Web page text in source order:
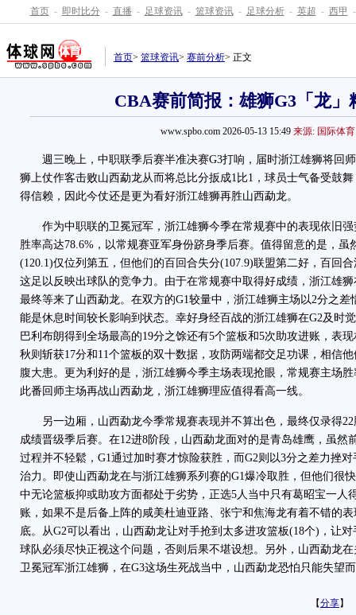
首页 - 即时比分 - 直播 - 足球资讯 - 篮球资讯 - 足球分析 - 英超 - 西甲 -
首页> 篮球资讯> 赛前分析> 正文
CBA赛前简报：雄狮G3「龙」
www.spbo.com 2026-05-13 15:49 来源: 国际体育
週三晚上，中职联季后赛半准决赛G3打响，届时浙江雄狮将回
狮上仗作客击败山西勐龙从而将总比分扳成1比1，球员士气备受鼓
得信赖，因此今仗还是更为看好浙江雄狮再胜山西勐龙。
作为中职联的卫冕冠军，浙江雄狮今季在常规赛中的表现依旧强
胜率高达78.6%，以常规赛亚军身份跻身季后赛。值得留意的是，虽
(120.1)仅位列第五，但他们的百回合失分(107.9)联盟第二好，百回
这足以反映出球队的竞争力。由于在常规赛中取得好成绩，浙江雄
最终等来了山西勐龙。在双方的G1较量中，浙江雄狮主场以2分之
能是休息时间较长影响到状态。幸好身经百战的浙江雄狮在G2及时
巴利布朗得到全场最高的19分之馀还有5个篮板和5次助攻进账，表
秋则斩获17分和11个篮板的双十数据，攻防两端都交足功课，相信
腹大患。更为利好的是，浙江雄狮今季主场表现抢眼，常规赛主场
此番回师主场再战山西勐龙，浙江雄狮理应值得看高一线。
另一边厢，山西勐龙今季常规赛表现并不算出色，最终仅录得22
成绩晋级季后赛。在12进8阶段，山西勐龙面对的是青岛雄鹰，虽然
过程并不轻鬆，G1通过加时赛才惊险获胜，而G2则以3分之差力挫
治力。即使山西勐龙在与浙江雄狮系列赛的G1爆冷取胜，但他们很
中无论篮板抑或助攻方面都处于劣势，正选5人当中只有葛昭宝一人
账，如果不是后备上阵的咸美杜迪亚路、张宁和焦海龙有着不错的
底。从G2可以看出，山西勐龙让对手抢到太多进攻篮板(18个)，让
球队必须尽快正视这个问题，否则后果不堪设想。另外，山西勐龙
卫冕冠军浙江雄狮，在G3这场生死战当中，山西勐龙恐怕只能失望
【分享】